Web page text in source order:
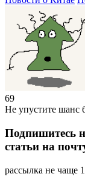
69
Не упустите шанс
Подпишитесь
статьи на
рассылка не чаще